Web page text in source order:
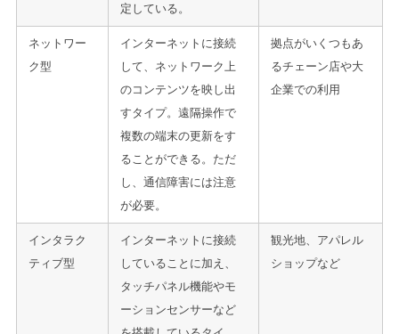
定している。
ネットワー
ク型
インターネットに接続
して、ネットワーク上
のコンテンツを映し出
すタイプ。遠隔操作で
複数の端末の更新をす
ることができる。ただ
し、通信障害には注意
が必要。
拠点がいくつもあ
るチェーン店や大
企業での利用
インタラク
ティブ型
インターネットに接続
していることに加え、
タッチパネル機能やモ
ーションセンサーなど
観光地、アパレル
ショップなど